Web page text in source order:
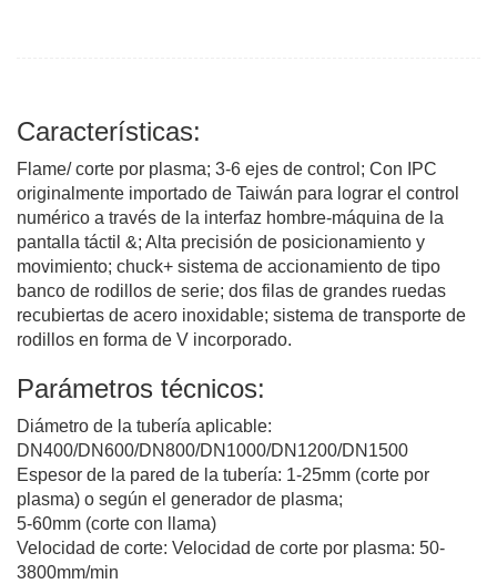
Características:
Flame/ corte por plasma; 3-6 ejes de control; Con IPC
originalmente importado de Taiwán para lograr el control
numérico a través de la interfaz hombre-máquina de la
pantalla táctil &; Alta precisión de posicionamiento y
movimiento; chuck+ sistema de accionamiento de tipo
banco de rodillos de serie; dos filas de grandes ruedas
recubiertas de acero inoxidable; sistema de transporte de
rodillos en forma de V incorporado.
Parámetros técnicos:
Diámetro de la tubería aplicable:
DN400/DN600/DN800/DN1000/DN1200/DN1500
Espesor de la pared de la tubería: 1-25mm (corte por
plasma) o según el generador de plasma;
5-60mm (corte con llama)
Velocidad de corte: Velocidad de corte por plasma: 50-
3800mm/min